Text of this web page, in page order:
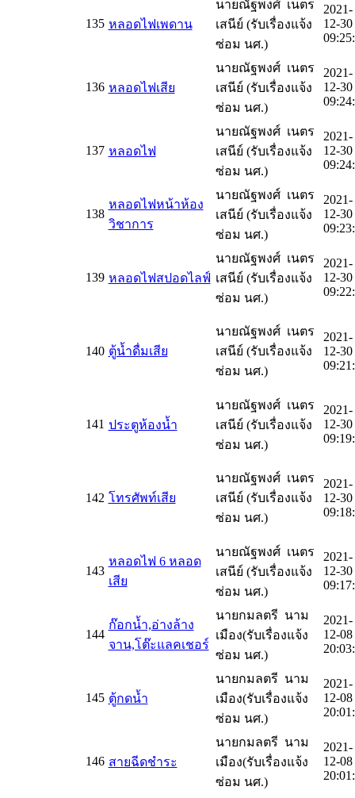
135 หลอดไฟเพดาน
นายณัฐพงศ์ เนตร
เสนีย์ (รับเรื่องแจ้ง
ซ่อม นศ.)
2021-
12-30
136 หลอดไฟเสีย
นายณัฐพงศ์ เนตร
เสนีย์ (รับเรื่องแจ้ง
ซ่อม นศ.)
2021-
12-30
137 หลอดไฟ
นายณัฐพงศ์ เนตร
เสนีย์ (รับเรื่องแจ้ง
ซ่อม นศ.)
2021-
12-30
138
หลอดไฟหน้าห้อง
วิชาการ
นายณัฐพงศ์ เนตร
เสนีย์ (รับเรื่องแจ้ง
ซ่อม นศ.)
2021-
12-30
139 หลอดไฟสปอดไลฟ์
นายณัฐพงศ์ เนตร
เสนีย์ (รับเรื่องแจ้ง
ซ่อม นศ.)
2021-
12-30
140 ตู้น้ำดื่มเสีย
นายณัฐพงศ์ เนตร
เสนีย์ (รับเรื่องแจ้ง
ซ่อม นศ.)
2021-
12-30
141 ประตูห้องน้ำ
นายณัฐพงศ์ เนตร
เสนีย์ (รับเรื่องแจ้ง
ซ่อม นศ.)
2021-
12-30
142 โทรศัพท์เสีย
นายณัฐพงศ์ เนตร
เสนีย์ (รับเรื่องแจ้ง
ซ่อม นศ.)
2021-
12-30
143
หลอดไฟ 6 หลอด
เสีย
นายณัฐพงศ์ เนตร
เสนีย์ (รับเรื่องแจ้ง
ซ่อม นศ.)
2021-
12-30
144
ก๊อกน้ำ,อ่างล้าง
จาน,โต๊ะแลคเชอร์
นายกมลตรี นาม
เมือง(รับเรื่องแจ้ง
ซ่อม นศ.)
2021-
12-08
145 ตู้กดน้ำ
นายกมลตรี นาม
เมือง(รับเรื่องแจ้ง
ซ่อม นศ.)
2021-
12-08
146 สายฉีดชำระ
นายกมลตรี นาม
เมือง(รับเรื่องแจ้ง
ซ่อม นศ.)
2021-
12-08